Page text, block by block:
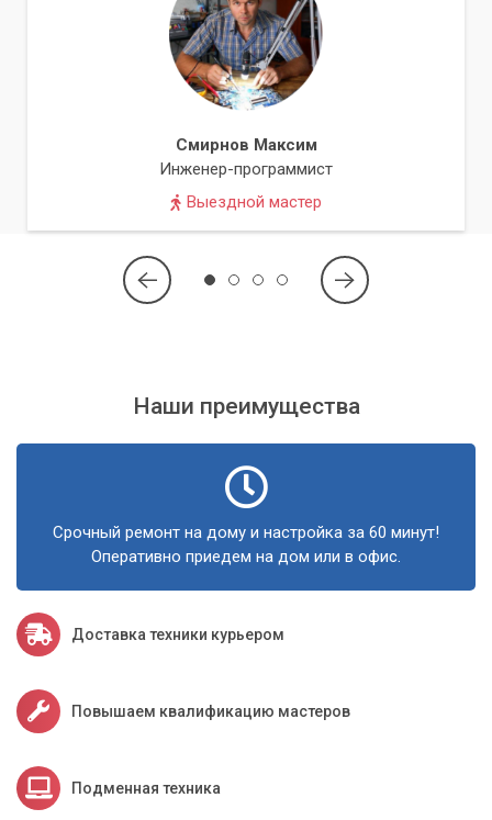
Смирнов Максим
Инженер-программист
Выездной мастер
Наши преимущества
Срочный ремонт на дому и настройка за 60 минут!
Оперативно приедем на дом или в офис.
Доставка техники курьером
Повышаем квалификацию мастеров
Подменная техника